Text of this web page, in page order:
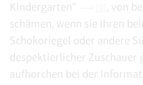
Kindergarten“
, von
schämen, wenn sie ihren
Schokoriegel oder andere
despektierlicher Zuschauer
aufhorchen bei der